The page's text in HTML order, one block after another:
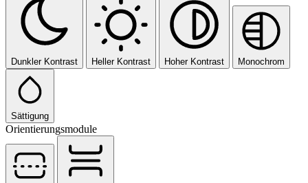
Dunkler Kontrast Heller Kontrast Hoher Kontrast Monochrom
Sättigung
Orientierungsmodule